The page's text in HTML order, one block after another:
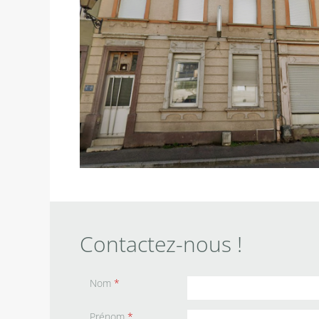
Contactez-nous !
Nom *